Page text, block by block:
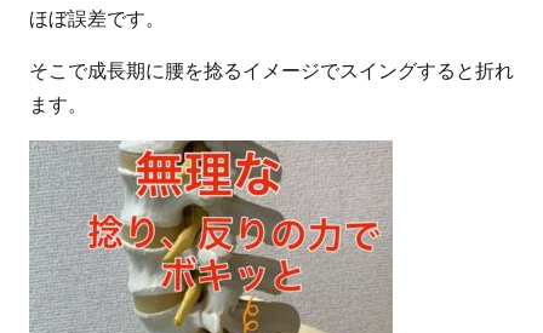
ほぼ誤差です。
そこで成長期に腰を捻るイメージでスイングすると折れ
ます。